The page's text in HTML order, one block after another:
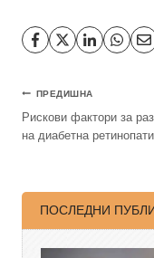
ПРЕДИШНА
Рискови фактори за
на диабетна
ПОСЛЕДНИ